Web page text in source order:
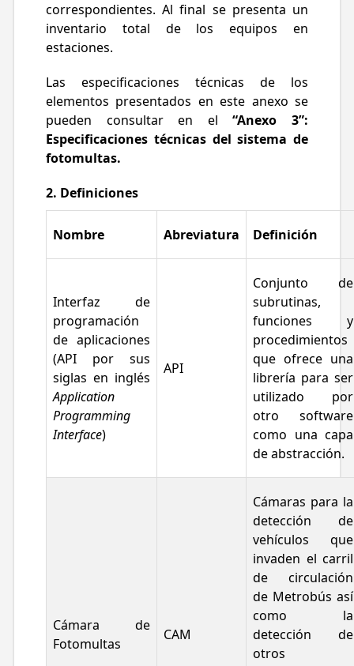
correspondientes. Al final se presenta un
inventario total de los equipos en
estaciones.
Las especificaciones técnicas de los
elementos presentados en este anexo se
pueden consultar en el“Anexo 3”:
Especificaciones técnicas del sistema de
fotomultas.
2. Definiciones
Nombre Abreviatura Definición
Interfaz de
programación
de aplicaciones
(API por sus
siglas en inglés
Application
Programming
Interface)
API
Conjunto de
subrutinas,
funciones y
procedimientos
que ofrece una
librería para ser
utilizado por
otro software
como una capa
de abstracción.
Cámara de
Fotomultas
CAM
Cámaras para la
detección de
vehículos que
invaden el carril
de circulación
de Metrobús así
como la
detección de
otros